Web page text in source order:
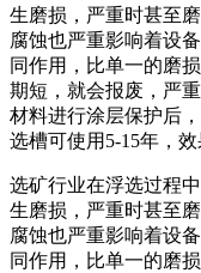
生磨损，严重时甚至
腐蚀也严重影响着设
同作用，比单一的磨
期短，就会报废，严
材料进行涂层保护后
选槽可使用5-15年，效
选矿行业在浮选过程
生磨损，严重时甚至
腐蚀也严重影响着设
同作用，比单一的磨